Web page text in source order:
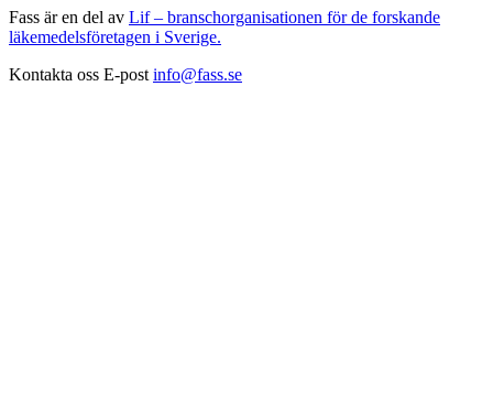
Fass är en del av Lif – branschorganisationen för de forskande
läkemedelsföretagen i Sverige.
Kontakta oss E-post info@fass.se